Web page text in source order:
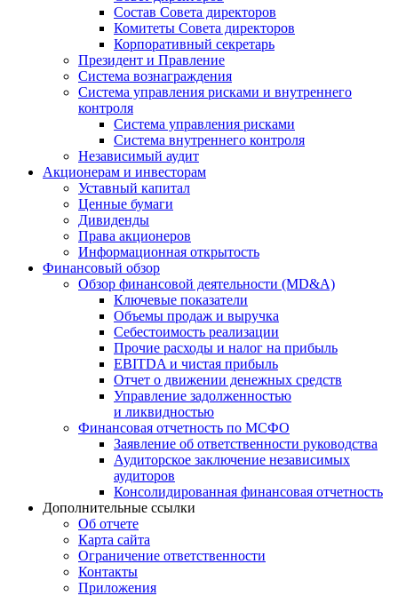
Состав Совета директоров
Комитеты Совета директоров
Корпоративный секретарь
Президент и Правление
Система вознаграждения
Система управления рисками и внутреннего
контроля
Система управления рисками
Система внутреннего контроля
Независимый аудит
Акционерам и инвесторам
Уставный капитал
Ценные бумаги
Дивиденды
Права акционеров
Информационная открытость
Финансовый обзор
Обзор финансовой деятельности (MD&A)
Ключевые показатели
Объемы продаж и выручка
Себестоимость реализации
Прочие расходы и налог на прибыль
EBITDA и чистая прибыль
Отчет о движении денежных средств
Управление задолженностью
и ликвидностью
Финансовая отчетность по МСФО
Заявление об ответственности руководства
Аудиторское заключение независимых
аудиторов
Консолидированная финансовая отчетность
Дополнительные ссылки
Об отчете
Карта сайта
Ограничение ответственности
Контакты
Приложения